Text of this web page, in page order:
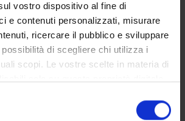
vostro dispositivo al fine di
e contenuti personalizzati, misurare
ricercare il pubblico e sviluppare
di scegliere chi utilizza i
scopi. Le vostre scelte in materia di
il proprio consenso in qualsiasi
e di governo